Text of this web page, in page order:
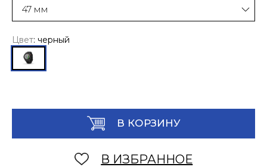
Цвет: черный
В КОРЗИНУ
В ИЗБРАННОЕ